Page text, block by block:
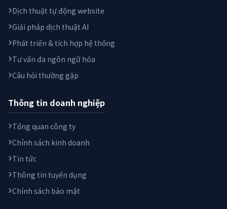
Dịch thuật tự động website
Giải pháp dịch thuật AI
Phát triển & tích hợp hệ thống
Tư vấn đa ngôn ngữ hóa
Câu hỏi thường gặp
Thông tin doanh nghiệp
Tổng quan công ty
Chính sách kinh doanh
Tin tức
Thông tin tuyển dụng
Chính sách bảo mật